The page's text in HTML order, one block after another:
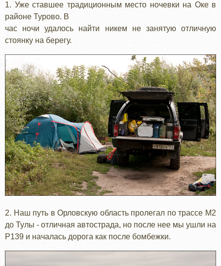
1. Уже ставшее традиционным место ночевки на Оке в
районе Турово. В
час ночи удалось найти никем не занятую отличную
стоянку на берегу.
2. Наш путь в Орловскую область пролегал по трассе М2
до Тулы - отличная автострада, но после нее мы ушли на
Р139 и началась дорога как после бомбежки.